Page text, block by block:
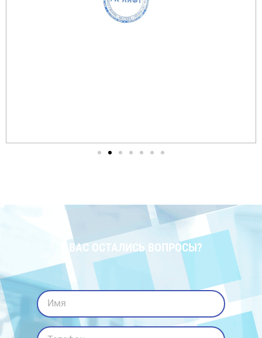
У ВАС ОСТАЛИСЬ ВОПРОСЫ?
Имя
Телефон